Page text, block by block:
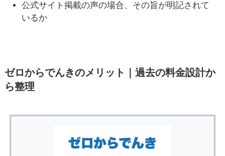
公式サイト掲載の声の場合、その旨が明記されて
いるか
ゼロからでんきのメリット｜過去の料金設計か
ら整理